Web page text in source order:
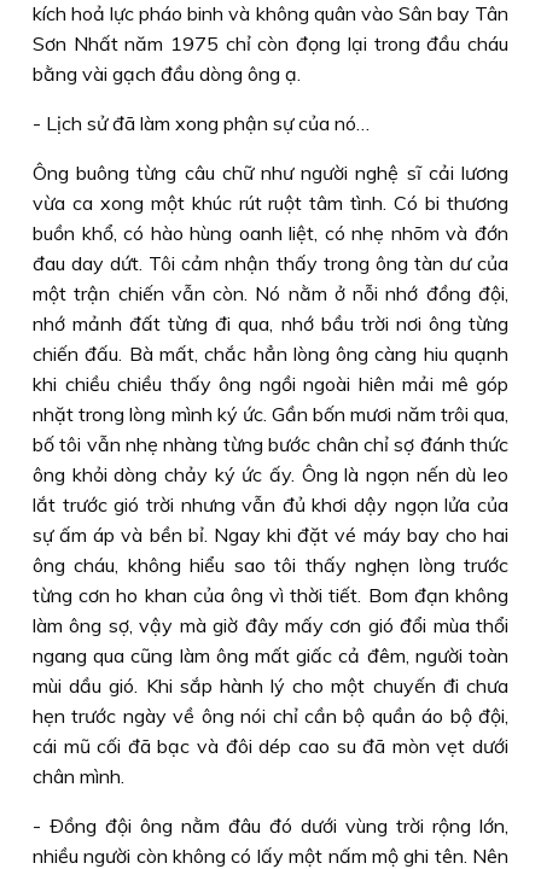
kích hoả lực pháo binh và không quân vào Sân bay Tân
Sơn Nhất năm 1975 chỉ còn đọng lại trong đầu cháu
bằng vài gạch đầu dòng ông ạ.
- Lịch sử đã làm xong phận sự của nó…
Ông buông từng câu chữ như người nghệ sĩ cải lương
vừa ca xong một khúc rút ruột tâm tình. Có bi thương
buồn khổ, có hào hùng oanh liệt, có nhẹ nhõm và đớn
đau day dứt. Tôi cảm nhận thấy trong ông tàn dư của
một trận chiến vẫn còn. Nó nằm ở nỗi nhớ đồng đội,
nhớ mảnh đất từng đi qua, nhớ bầu trời nơi ông từng
chiến đấu. Bà mất, chắc hẳn lòng ông càng hiu quạnh
khi chiều chiều thấy ông ngồi ngoài hiên mải mê góp
nhặt trong lòng mình ký ức. Gần bốn mươi năm trôi qua,
bố tôi vẫn nhẹ nhàng từng bước chân chỉ sợ đánh thức
ông khỏi dòng chảy ký ức ấy. Ông là ngọn nến dù leo
lắt trước gió trời nhưng vẫn đủ khơi dậy ngọn lửa của
sự ấm áp và bền bỉ. Ngay khi đặt vé máy bay cho hai
ông cháu, không hiểu sao tôi thấy nghẹn lòng trước
từng cơn ho khan của ông vì thời tiết. Bom đạn không
làm ông sợ, vậy mà giờ đây mấy cơn gió đổi mùa thổi
ngang qua cũng làm ông mất giấc cả đêm, người toàn
mùi dầu gió. Khi sắp hành lý cho một chuyến đi chưa
hẹn trước ngày về ông nói chỉ cần bộ quần áo bộ đội,
cái mũ cối đã bạc và đôi dép cao su đã mòn vẹt dưới
chân mình.
- Ðồng đội ông nằm đâu đó dưới vùng trời rộng lớn,
nhiều người còn không có lấy một nấm mộ ghi tên. Nên